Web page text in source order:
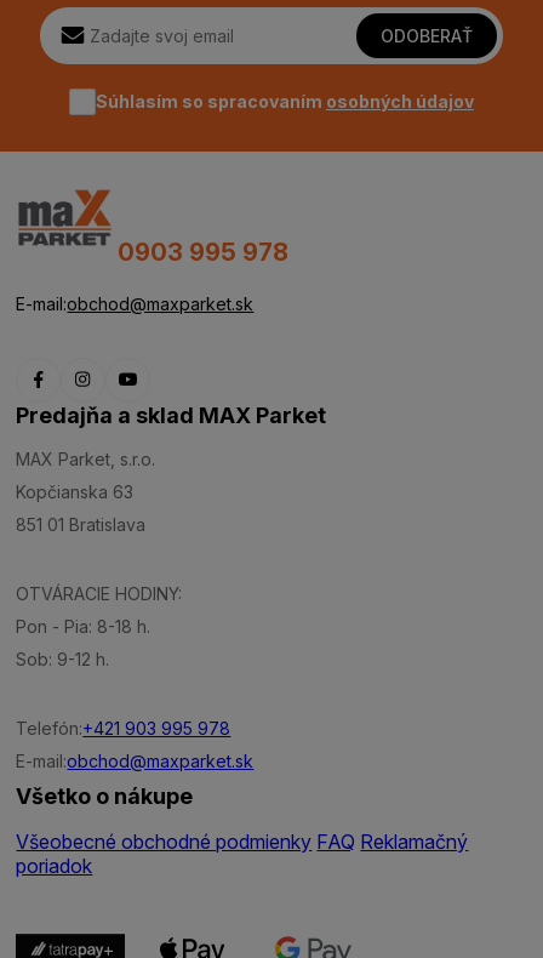
ODOBERAŤ
Súhlasím so spracovaním osobných údajov
0903 995 978
E-mail:obchod@maxparket.sk
Predajňa a sklad MAX Parket
MAX Parket, s.r.o.
Kopčianska 63
851 01 Bratislava
OTVÁRACIE HODINY:
Pon - Pia: 8-18 h.
Sob: 9-12 h.
Telefón:+421 903 995 978
E-mail:obchod@maxparket.sk
Všetko o nákupe
Všeobecné obchodné podmienky FAQ Reklamačný
poriadok